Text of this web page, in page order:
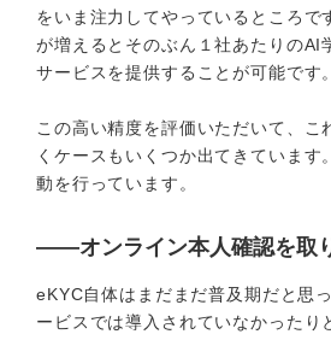
をいま注力してやっているところ
が増えるとそのぶん１社あたりのAI
サービスを提供することが可能です。
この高い精度を評価いただいて、
くケースもいくつか出てきていま
動を行っています。
――オンライン本人確認を取
eKYC自体はまだまだ普及期だと思
ービスでは導入されていなかった